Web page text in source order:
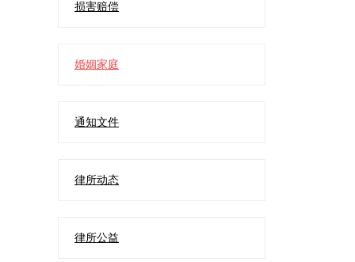
损害赔偿
婚姻家庭
通知文件
律所动态
律所公益